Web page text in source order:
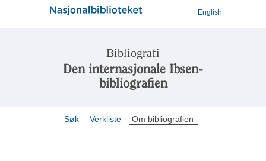
English
Bibliografi
Den internasjonale Ibsen-
bibliografien
Søk Verkliste Om bibliografien